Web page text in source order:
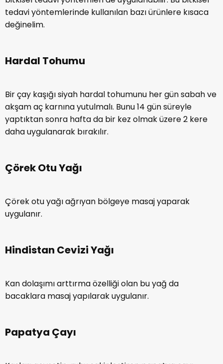
tedavi yöntemlerinde kullanılan bazı ürünlere kısaca
değinelim.
Hardal Tohumu
Bir çay kaşığı siyah hardal tohumunu her gün sabah ve
akşam aç karnına yutulmalı. Bunu 14 gün süreyle
yaptıktan sonra hafta da bir kez olmak üzere 2 kere
daha uygulanarak bırakılır.
Çörek Otu Yağı
Çörek otu yağı ağrıyan bölgeye masaj yaparak
uygulanır.
Hindistan Cevizi Yağı
Kan dolaşımı arttırma özelliği olan bu yağ da
bacaklara masaj yapılarak uygulanır.
Papatya Çayı